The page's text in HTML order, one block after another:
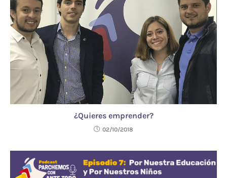
¿Quieres emprender?
02/10/2018